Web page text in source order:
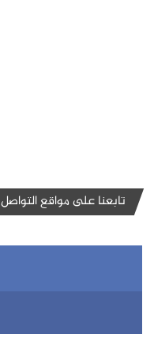
تابعنا على مواقع التواصل